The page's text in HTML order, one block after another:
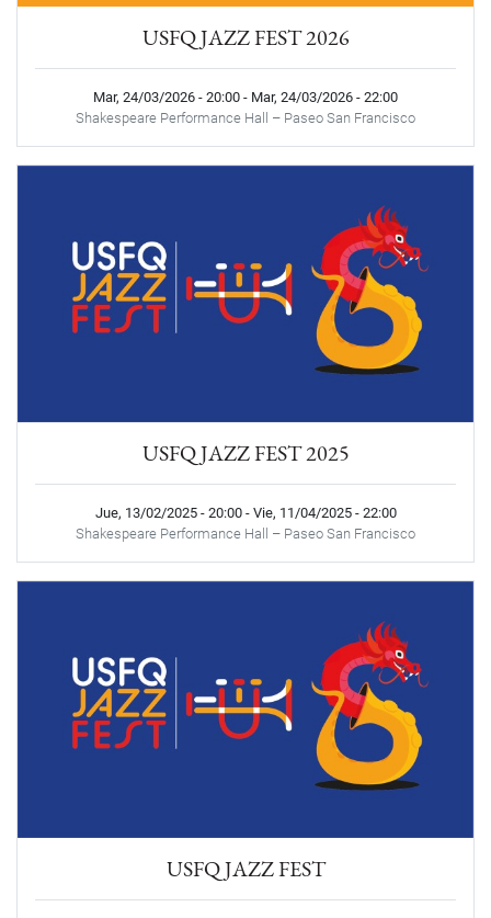
USFQ JAZZ FEST 2026
Mar, 24/03/2026 - 20:00 - Mar, 24/03/2026 - 22:00
Shakespeare Performance Hall – Paseo San Francisco
USFQ JAZZ FEST 2025
Jue, 13/02/2025 - 20:00- Vie, 11/04/2025 - 22:00
Shakespeare Performance Hall – Paseo San Francisco
USFQ JAZZ FEST